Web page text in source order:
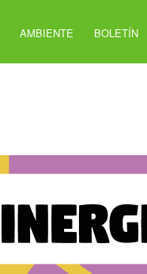
AMBIENTE BOLETÍN